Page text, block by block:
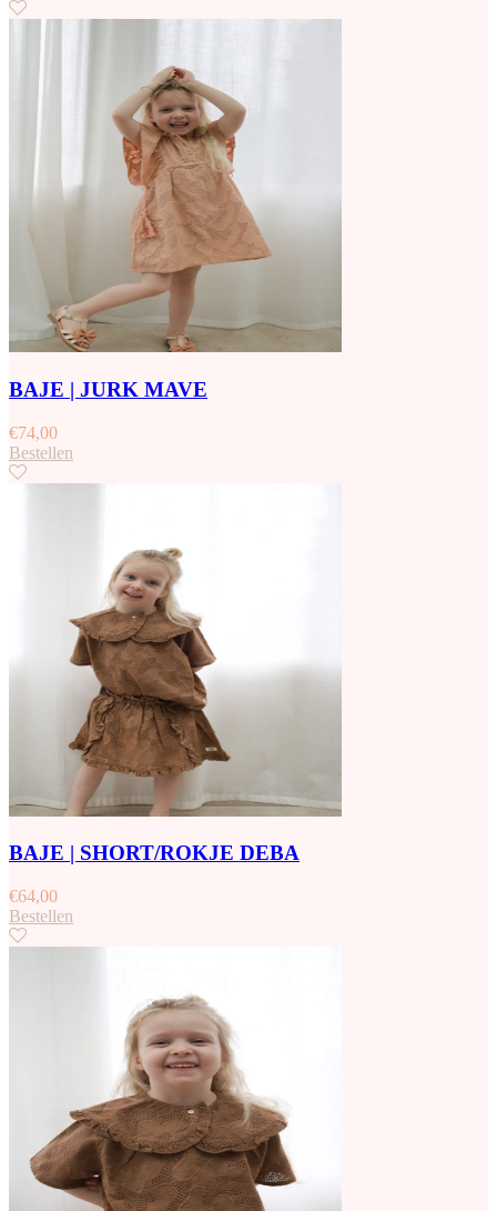
BAJE | JURK MAVE
€74,00
Bestellen
BAJE | SHORT/ROKJE DEBA
€64,00
Bestellen